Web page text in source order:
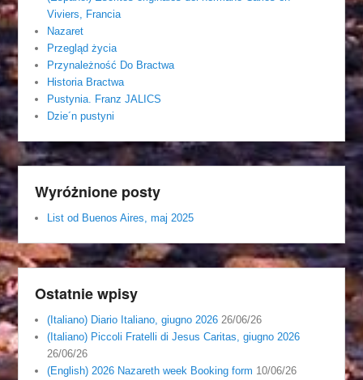
Viviers, Francia
Nazaret
Przegląd życia
Przynależność Do Bractwa
Historia Bractwa
Pustynia. Franz JALICS
Dzie´n pustyni
Wyróżnione posty
List od Buenos Aires, maj 2025
Ostatnie wpisy
(Italiano) Diario Italiano, giugno 2026 26/06/26
(Italiano) Piccoli Fratelli di Jesus Caritas, giugno 2026
26/06/26
(English) 2026 Nazareth week Booking form 10/06/26